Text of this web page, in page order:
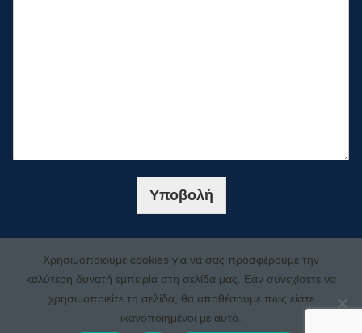
Υποβολή
Copyright © 2022 e-construct.gr | Designed by ValueUp | Any
Χρησιμοποιούμε cookies για να σας προσφέρουμε την
καλύτερη δυνατή εμπειρία στη σελίδα μας. Εάν συνεχίσετε να
χρησιμοποιείτε τη σελίδα, θα υποθέσουμε πως είστε
ικανοποιημένοι με αυτό.